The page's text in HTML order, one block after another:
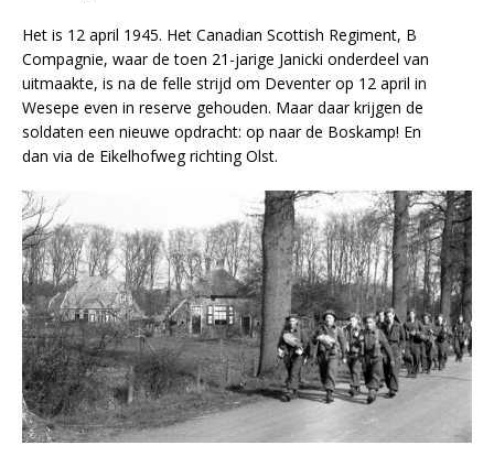
Het is 12 april 1945. Het Canadian Scottish Regiment, B
Compagnie, waar de toen 21-jarige Janicki onderdeel van
uitmaakte, is na de felle strijd om Deventer op 12 april in
Wesepe even in reserve gehouden. Maar daar krijgen de
soldaten een nieuwe opdracht: op naar de Boskamp! En
dan via de Eikelhofweg richting Olst.